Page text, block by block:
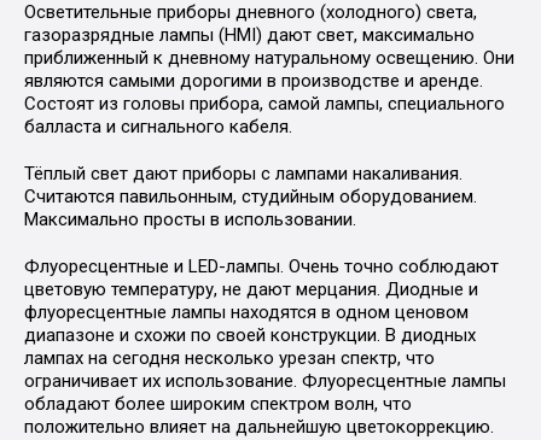
Осветительные приборы дневного (холодного) света,
газоразрядные лампы (HMI) дают свет, максимально
приближенный к дневному натуральному освещению. Они
являются самыми дорогими в производстве и аренде.
Состоят из головы прибора, самой лампы, специального
балласта и сигнального кабеля.
Тёплый свет дают приборы с лампами накаливания.
Считаются павильонным, студийным оборудованием.
Максимально просты в использовании.
Флуоресцентные и LED-лампы. Очень точно соблюдают
цветовую температуру, не дают мерцания. Диодные и
флуоресцентные лампы находятся в одном ценовом
диапазоне и схожи по своей конструкции. В диодных
лампах на сегодня несколько урезан спектр, что
ограничивает их использование. Флуоресцентные лампы
обладают более широким спектром волн, что
положительно влияет на дальнейшую цветокоррекцию.